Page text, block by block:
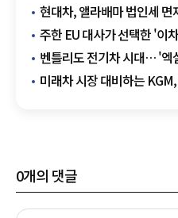
현대차, 앨라배마 법인세
시나리오는
주한 EU 대사가 선택한 '이
기지 찾아
벤틀리도 전기차 시대… '엑
미래차 시장 대비하는
0개의 댓글